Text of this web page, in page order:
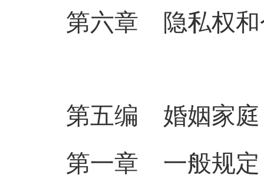
第六章 隐私权和
第五编 婚姻家庭
第一章 一般规定